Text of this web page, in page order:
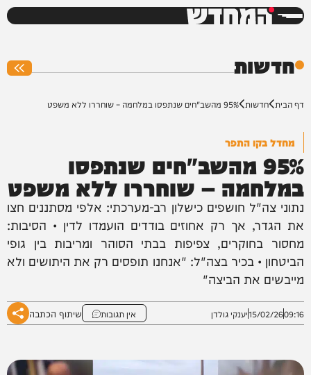
המחדש
חדשות
דף הבית חדשות 95% מהשב"חים שנתפסו במלחמה – שוחררו ללא משפט
מחדל בקו התפר
95% מהשב"חים שנתפסו
במלחמה – שוחררו ללא משפט
נתוני צה"ל חושפים כישלון רב-מערכתי: אלפי מסתננים חצו
את הגדר, אך רק אחוזים בודדים הועמדו לדין • הסיבות:
מחסור בחוקרים, צפיפות בבתי הסוהר ומריבות בין גופי
הביטחון • בכיר בצה"ל: "אנחנו תופסים רק את היתושים ולא
מייבשים את הביצה"
09:16
15/02/26יענקי גולדן אין תגובות שיתוף הכתבה